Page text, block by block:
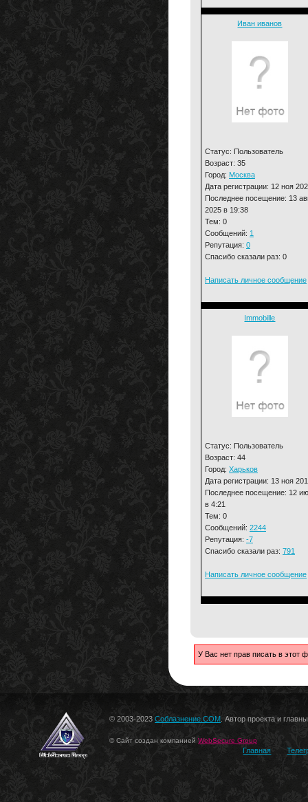
Иван иванов
Статус: Пользователь
Возраст: 35
Город: Москва
Дата регистрации: 12 ноя
Последнее посещение: 13
2025 в 19:38
Тем: 0
Сообщений: 1
Репутация: 0
Спасибо сказали раз: 0
Написать личное сообщение
Immobille
Статус: Пользователь
Возраст: 44
Город: Харьков
Дата регистрации: 13 ноя
Последнее посещение: 12
в 4:21
Тем: 0
Сообщений: 2244
Репутация: -7
Спасибо сказали раз: 791
Написать личное сообщение
У Вас нет прав писать в этот
© 2003-2023 Соблазнение.COM . Автор проекта и
© Сайт создан компанией WebSecure Group
Главная